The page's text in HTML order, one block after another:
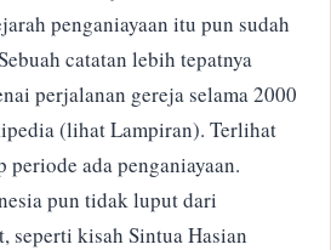
penganiayaan itu pun sudah
catatan lebih tepatnya
perjalanan gereja selama 2000
(lihat Lampiran). Terlihat
ada penganiayaan.
pun tidak luput dari
seperti kisah Sintua Hasian